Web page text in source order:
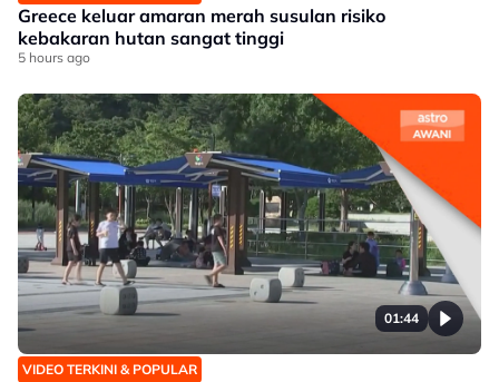
Greece keluar amaran merah susulan risiko
kebakaran hutan sangat tinggi
5 hours ago
01:44
VIDEO TERKINI & POPULAR